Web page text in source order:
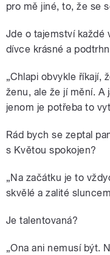
pro mě jiné, to, že se
Jde o tajemství každé
dívce krásné a
„Chlapi obvykle říkají,
ženu, ale že jí mění. A
jenom je potřeba to
Rád bych se zeptal
s Květou spokojen?
„Na začátku je to
skvělé a zalité
Je talentovaná?
„Ona ani nemusí být.